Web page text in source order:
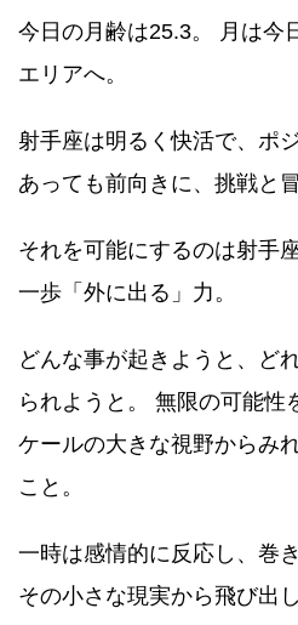
今日の月齢は25.3。 月は今
エリアへ。
射手座は明るく快活で、ポ
あっても前向きに、挑戦と
それを可能にするのは射手
一歩「外に出る」力。
どんな事が起きようと、ど
られようと。 無限の可能性
ケールの大きな視野からみ
こと。
一時は感情的に反応し、巻
その小さな現実から飛び出